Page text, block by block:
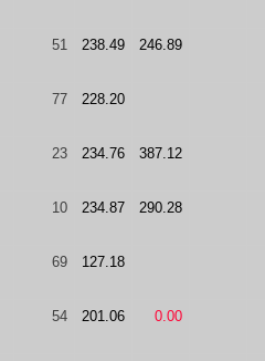
51 238.49 246.89
77 228.20
23 234.76 387.12
10 234.87 290.28
69 127.18
54 201.06 0.00